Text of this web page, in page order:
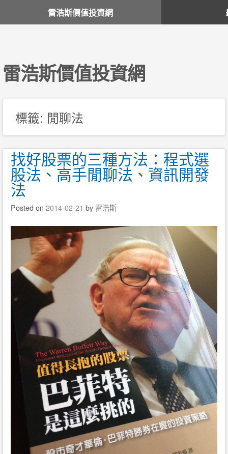
雷浩斯價值投資網
雷浩斯價值投資網
標籤: 閒聊法
找好股票的三種方法：程式選
股法、高手閒聊法、資訊開發
法
Posted on 2014-02-21 by 雷浩斯